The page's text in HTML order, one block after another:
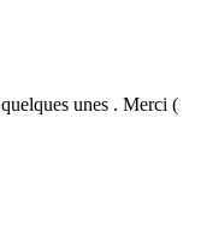
unes . Merci (